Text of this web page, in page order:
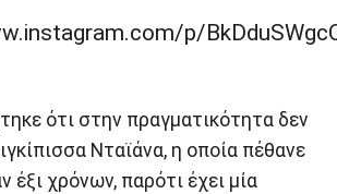
p/
ότι στην πραγματικότητα δεν
Νταϊάνα, η οποία πέθανε
έξι χρόνων, παρότι έχει μία